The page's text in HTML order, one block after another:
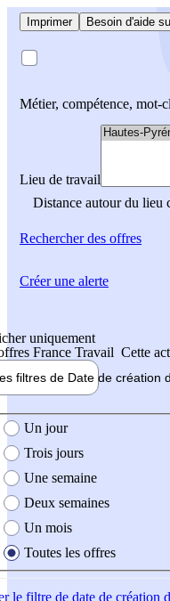
Imprimer Besoin d'aide
Métier, compétence, mot-
Lieu de travail
Distance autour du lieu
Rechercherdes offres
uniquement
France Travail Cette
filtres de Date de création
création de l'offre
Un jour
Trois jours
Une semaine
Deux semaines
Un mois
Toutes les offres
le filtre de date de création
Créer une alerte